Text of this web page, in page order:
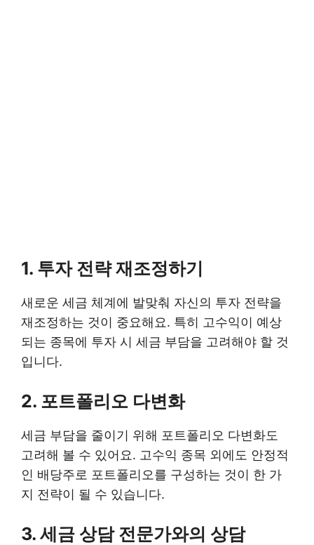
1. 투자 전략 재조정하기
새로운 세금 체계에 발맞춰 자신의 투자 전략을
재조정하는 것이 중요해요. 특히 고수익이 예상
되는 종목에 투자 시 세금 부담을 고려해야 할 것
입니다.
2. 포트폴리오 다변화
세금 부담을 줄이기 위해 포트폴리오 다변화도
고려해 볼 수 있어요. 고수익 종목 외에도 안정적
인 배당주로 포트폴리오를 구성하는 것이 한 가
지 전략이 될 수 있습니다.
3. 세금 상담 전문가와의 상담